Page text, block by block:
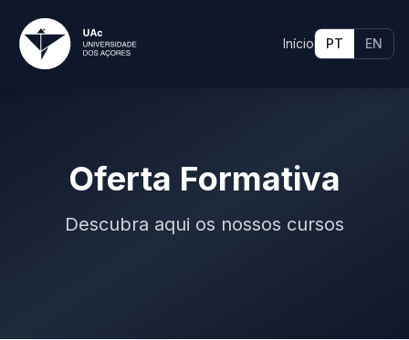
Início PT EN
Oferta Formativa
Descubra aqui os nossos cursos